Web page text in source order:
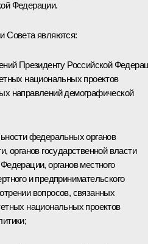
Федерации.
Совета являются:
Президенту Российской
национальных проектов
направлений демографической
федеральных органов
органов государственной власти
органов местного
и предпринимательского
вопросов, связанных
национальных проектов